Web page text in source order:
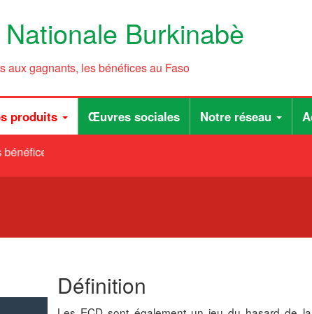
Burkinabè
aux gagnants, les bénéfices au Faso
produits Œuvres sociales Notre réseau
au Faso
Définition